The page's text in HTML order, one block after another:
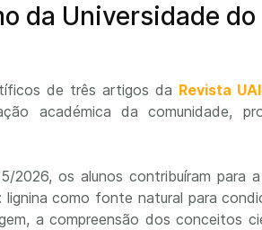
da Universidade do
de três artigos da Revista
académica da comunidade,
os alunos contribuíram para
lignina como fonte natural para
a compreensão dos conceitos